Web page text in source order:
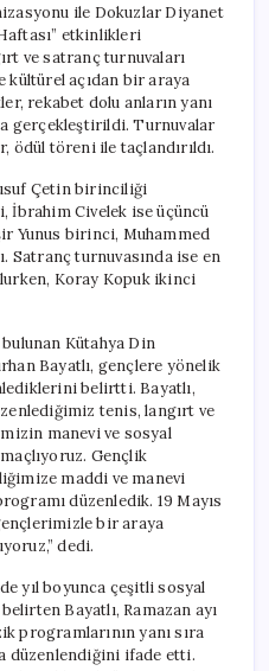
Eğlencelerle
Dolu
Bir
Etkinlik
için
ile Dokuzlar Diyanet
etkinlikleri
ve satranç turnuvaları
kültürel açıdan bir araya
rekabet dolu anların yanı
gerçekleştirildi. Turnuvalar
ödül töreni ile taçlandırıldı.
Çetin birinciliği
İbrahim Civelek ise üçüncü
Yunus birinci, Muhammed
Satranç turnuvasında ise en
Koray Kopuk ikinci
Kütahya Din
Bayatlı, gençlere yönelik
belirtti. Bayatlı,
tenis, langırt ve
manevi ve sosyal
Gençlik
maddi ve manevi
düzenledik. 19 Mayıs
bir araya
dedi.
yıl boyunca çeşitli sosyal
Bayatlı, Ramazan ayı
programlarının yanı sıra
düzenlendiğini ifade etti.